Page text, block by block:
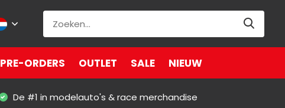
PRE-ORDERS OUTLET SALE NIEUW
De #1 in modelauto's & race merchandise